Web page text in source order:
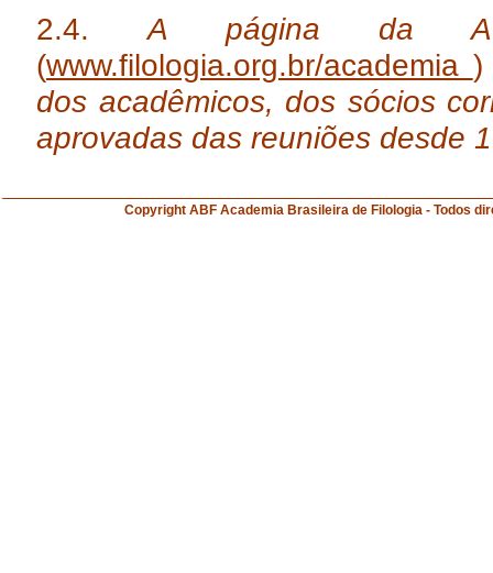
2.4.A página da
(www.filologia.org.br/academia
dos acadêmicos, dos sócios
aprovadas das reuniões desde
Copyright ABF Academia Brasileira de